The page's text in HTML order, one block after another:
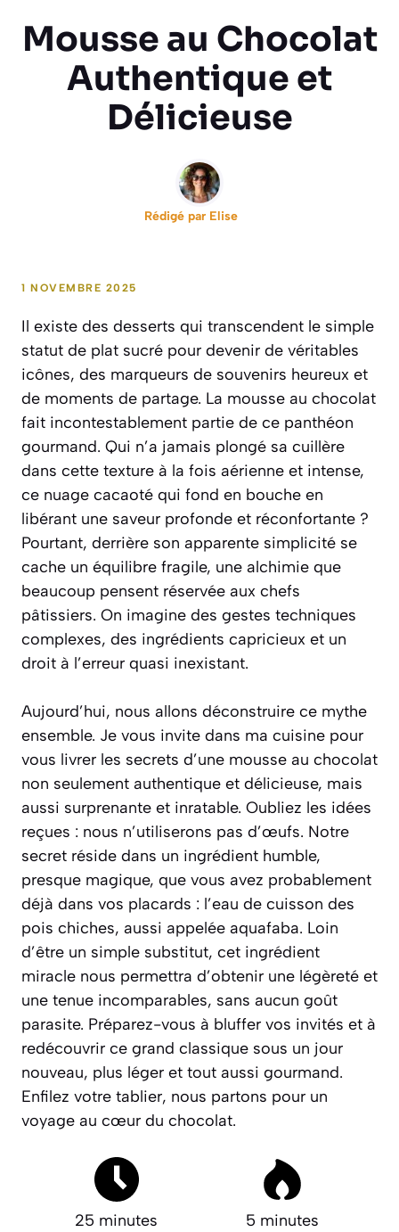
Mousse au Chocolat
Authentique et
Délicieuse
Rédigé par Elise
1 NOVEMBRE 2025
Il existe des desserts qui transcendent le simple
statut de plat sucré pour devenir de véritables
icônes, des marqueurs de souvenirs heureux et
de moments de partage. La mousse au chocolat
fait incontestablement partie de ce panthéon
gourmand. Qui n’a jamais plongé sa cuillère
dans cette texture à la fois aérienne et intense,
ce nuage cacaoté qui fond en bouche en
libérant une saveur profonde et réconfortante ?
Pourtant, derrière son apparente simplicité se
cache un équilibre fragile, une alchimie que
beaucoup pensent réservée aux chefs
pâtissiers. On imagine des gestes techniques
complexes, des ingrédients capricieux et un
droit à l’erreur quasi inexistant.
Aujourd’hui, nous allons déconstruire ce mythe
ensemble. Je vous invite dans ma cuisine pour
vous livrer les secrets d’une mousse au chocolat
non seulement authentique et délicieuse, mais
aussi surprenante et inratable. Oubliez les idées
reçues : nous n’utiliserons pas d’œufs. Notre
secret réside dans un ingrédient humble,
presque magique, que vous avez probablement
déjà dans vos placards : l’eau de cuisson des
pois chiches, aussi appelée aquafaba. Loin
d’être un simple substitut, cet ingrédient
miracle nous permettra d’obtenir une légèreté et
une tenue incomparables, sans aucun goût
parasite. Préparez-vous à bluffer vos invités et à
redécouvrir ce grand classique sous un jour
nouveau, plus léger et tout aussi gourmand.
Enfilez votre tablier, nous partons pour un
voyage au cœur du chocolat.
25 minutes 5 minutes